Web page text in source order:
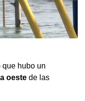
que hubo un
oeste de las